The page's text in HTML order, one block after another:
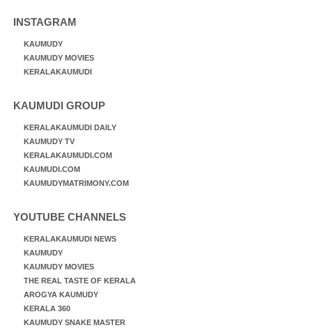
INSTAGRAM
KAUMUDY
KAUMUDY MOVIES
KERALAKAUMUDI
KAUMUDI GROUP
KERALAKAUMUDI DAILY
KAUMUDY TV
KERALAKAUMUDI.COM
KAUMUDI.COM
KAUMUDYMATRIMONY.COM
YOUTUBE CHANNELS
KERALAKAUMUDI NEWS
KAUMUDY
KAUMUDY MOVIES
THE REAL TASTE OF KERALA
AROGYA KAUMUDY
KERALA 360
KAUMUDY SNAKE MASTER